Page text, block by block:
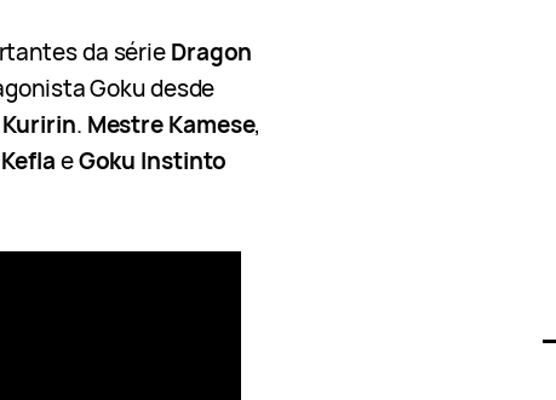
da sérieDragon
Goku desde
Kuririn. Mestre Kamese,
KeflaeGoku Instinto